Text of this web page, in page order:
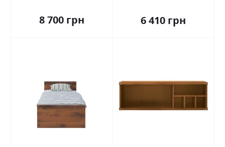
8 700 грн 6 410 грн